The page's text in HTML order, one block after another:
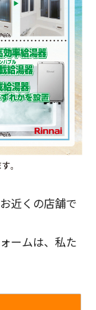
近くの店舗で
ームは、私た